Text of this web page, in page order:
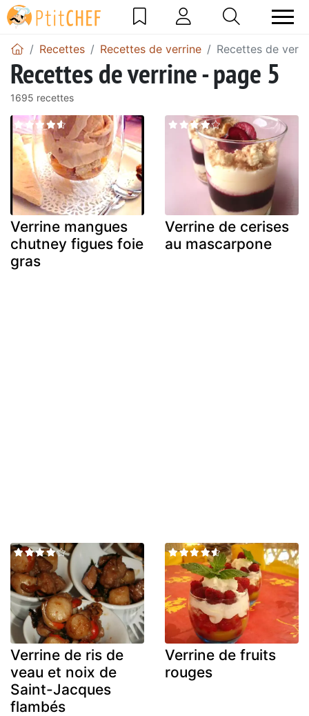
Recettes Recettes de verrine Recettes de
Recettes de verrine - page 5
1695 recettes
Verrine mangues
chutney figues foie
gras
Verrine de cerises
au mascarpone
Verrine de ris de
veau et noix de
Saint-Jacques
flambés
Verrine de fruits
rouges